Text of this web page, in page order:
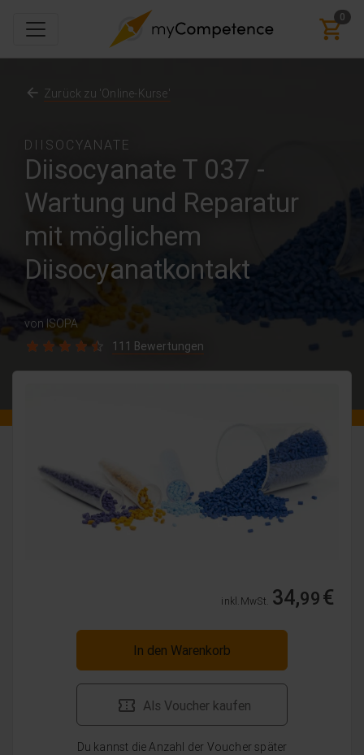
0
DIISOCYANATE
Diisocyanate T 037 -
Wartung und Reparatur
mit möglichem
Diisocyanatkontakt
von ISOPA
111 Bewertungen
Zurück zu 'Online-Kurse'
inkl. MwSt. 34,99€
In den Warenkorb
Als Voucher kaufen
Du kannst die Anzahl der Voucher später